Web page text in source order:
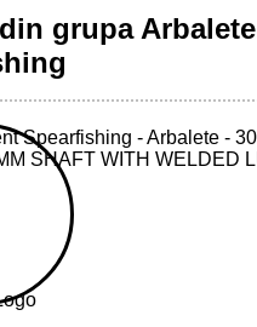
grupa Arbalete
- 302 STAINLESS STEEL
WITH WELDED LUGS